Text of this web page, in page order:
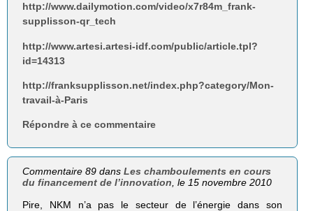
http://www.dailymotion.com/video/x7r84m_frank-
supplisson-qr_tech
http://www.artesi.artesi-idf.com/public/article.tpl?
id=14313
http://franksupplisson.net/index.php?category/Mon-
travail-à-Paris
Répondre à ce commentaire
Commentaire 89 dansLes chamboulements en cours
du financement de l’innovation , le 15 novembre 2010
Pire, NKM n’a pas le secteur de l’énergie dans son